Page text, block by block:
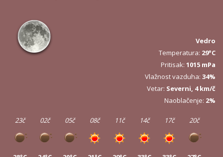
Vedro
Temperatura: 29°C
Pritisak: 1015 mPa
Vlažnost vazduha: 34%
Vetar: Severni, 4 km/č
Naoblačenje: 2%
23č 02č 05č 08č 11č 14č 17č 20č